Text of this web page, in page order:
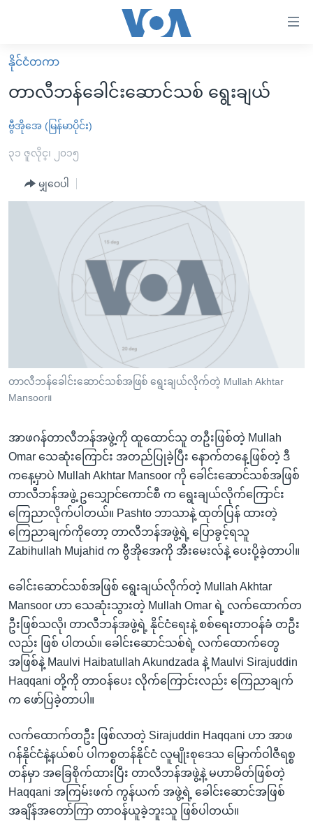
လွယ်ကူ
စေ
Link
များ
အကြောင်းအရာ
ကျော်
ကျော်
မူလစာမျက်နှာ
မြန်မာ
ကမ္ဘာ့သတင်းများ
နိုင်ငံတကာ
တရုတ်
အစ္စရေး-ပါလက်စတိုင်း
ဗွီဒီယို
ရပ်ဝန်းတခု လမ်းတခု အလွန်
အင်္ဂလိပ်စာလေ့လာမယ်
အမေရိကန်သုံးအီဒီယံ
မကြေးမုံရဲ့ အင်္ဂလိပ်စာ
ရုပ်ရှင်ထဲက အင်္ဂလိပ်စာ
သုတပဒေသာ အင်္ဂလိပ်စာ
အပတ်စဉ်ကဏ္ဍများ
ရေဒီယိုနှင့်ရုပ်သံ အချက်အလက်များ
ရေဒီယို/တီဗွီအစီအစဉ်
Learning English
ဗွီအိုအေ လူမှုကွန်ယက်များ
ဘာသာစကားများ
နိုင်ငံတကာ
တာလီဘန်ခေါင်းဆောင်သစ် ရွေးချယ်
ဗွီအိုအေ (မြန်မာပိုင်း)
၃၁ ဇူလိုင္၊ ၂၀၁၅
မျှဝေပါ
တာလီဘန်ခေါင်းဆောင်သစ်အဖြစ် ရွေးချယ်လိုက်တဲ့ Mullah Akhtar
Mansoor။
အာဖဂန်တာလီဘန်အဖွဲ့ကို ထူထောင်သူ တဦးဖြစ်တဲ့ Mullah
Omar သေဆုံးကြောင်း အတည်ပြုခဲ့ပြီး နောက်တနေ့ဖြစ်တဲ့ ဒီ
ကနေ့မှာပဲ Mullah Akhtar Mansoor ကို ခေါင်းဆောင်သစ်အဖြစ်
တာလီဘန်အဖွဲ့ ဥသျှောင်ကောင်စီ က ရွေးချယ်လိုက်ကြောင်း
ကြေညာလိုက်ပါတယ်။ Pashto ဘာသာနဲ့ ထုတ်ပြန် ထားတဲ့
ကြေညာချက်ကိုတော့ တာလီဘန်အဖွဲ့ရဲ့ ပြောခွင့်ရသူ
Zabihullah Mujahid က ဗွီအိုအေကို အီးမေးလ်နဲ့ ပေးပို့ခဲ့တာပါ။
ခေါင်းဆောင်သစ်အဖြစ် ရွေးချယ်လိုက်တဲ့ Mullah Akhtar
Mansoor ဟာ သေဆုံးသွားတဲ့ Mullah Omar ရဲ့ လက်ထောက်တ
ဦးဖြစ်သလို၊ တာလီဘန်အဖွဲ့ရဲ့ နိုင်ငံရေးနဲ့ စစ်ရေးတာဝန်ခံ တဦး
လည်း ဖြစ် ပါတယ်။ ခေါင်းဆောင်သစ်ရဲ့ လက်ထောက်တွေ
အဖြစ်နဲ့ Maulvi Haibatullah Akundzada နဲ့ Maulvi Sirajuddin
Haqqani တို့ကို တာဝန်ပေး လိုက်ကြောင်းလည်း ကြေညာချက်
က ဖော်ပြခဲ့တာပါ။
လက်ထောက်တဦး ဖြစ်လာတဲ့ Sirajuddin Haqqani ဟာ အာဖ
ဂန်နိုင်ငံနဲ့နယ်စပ် ပါကစ္စတန်နိုင်ငံ လူမျိုးစုဒေသ မြောက်ဝါဇီရစ္စ
တန်မှာ အခြေစိုက်ထားပြီး တာလီဘန်အဖွဲ့နဲ့ မဟာမိတ်ဖြစ်တဲ့
Haqqani အကြမ်းဖက် ကွန်ယက် အဖွဲ့ရဲ့ ခေါင်းဆောင်အဖြစ်
အချိန်အတော်ကြာ တာဝန်ယူခဲ့ဘူးသူ ဖြစ်ပါတယ်။